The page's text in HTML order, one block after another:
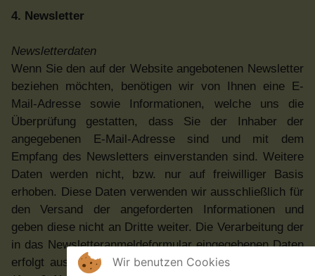
4. Newsletter
Newsletterdaten
Wenn Sie den auf der Website angebotenen Newsletter
beziehen möchten, benötigen wir von Ihnen eine E-
Mail-Adresse sowie Informationen, welche uns die
Überprüfung gestatten, dass Sie der Inhaber der
angegebenen E-Mail-Adresse sind und mit dem
Empfang des Newsletters einverstanden sind. Weitere
Daten werden nicht, bzw. nur auf freiwilliger Basis
erhoben. Diese Daten verwenden wir ausschließlich für
den Versand der angeforderten Informationen und
geben diese nicht an Dritte weiter. Die Verarbeitung der
in das Newsletteranmeldeformular eingegebenen Daten
erfolgt ausschließlich auf Grundlage Ihrer Einwilligung
Wir benutzen Cookies